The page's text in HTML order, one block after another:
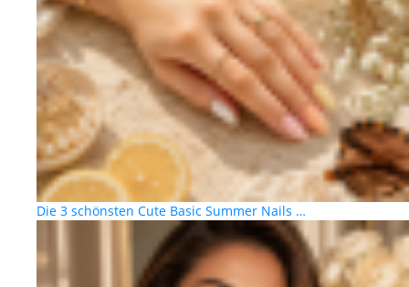
Die 3 schönsten Cute Basic Summer Nails …